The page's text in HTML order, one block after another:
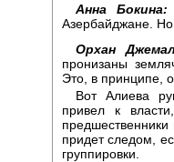
Анна Бокина:
Азербайджане.
Орхан
пронизаны
Это, в принципе,
Вот Алиева
привел к
предшественники
придет следом,
группировки.